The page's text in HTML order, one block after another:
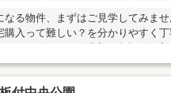
る物件、まずはご見学してみませ
入って難しい？を分かりやすく丁
ださい！お問い合わせ：092-404-